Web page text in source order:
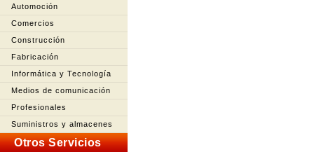
Automoción
Comercios
Construcción
Fabricación
Informática y Tecnología
Medios de comunicación
Profesionales
Suministros y almacenes
Otros Servicios